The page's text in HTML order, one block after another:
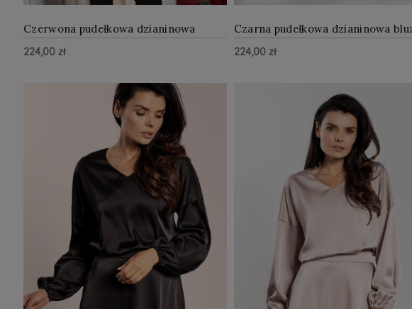
Czerwona pudełkowa dzianinowa
bluzka
224,00 zł
ZOBACZ WIĘCEJ
Czarna pudełkowa dzianinowa
224,00 zł